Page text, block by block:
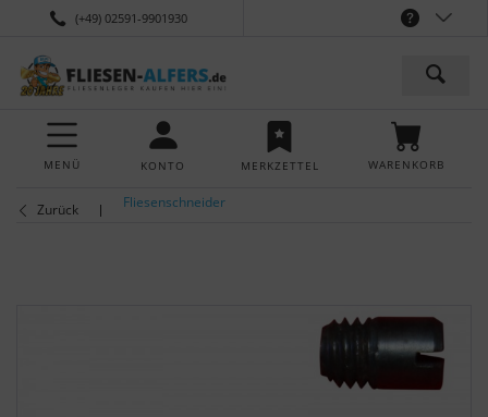
(+49) 02591-9901930
MENÜ KONTO MERKZETTEL WARENKORB
Zurück Fliesenschneider